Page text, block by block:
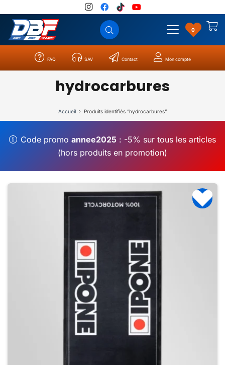
0
FAQ SAV Contact Mon compte
hydrocarbures
Accueil Produits identifiés “hydrocarbures”
Code promo annee2025: -5% sur tous les articles
(hors produits en promotion)
Catégories Résultats